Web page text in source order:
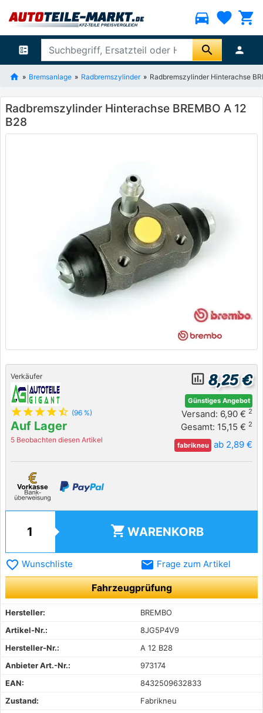
directions_car favorite shopping_cart
ballot search person
Bremsanlage Radbremszylinder Radbremszylinder Hinterachse
Radbremszylinder Hinterachse BREMBO A 12
B28
Verkäufer
star star star star star_half (96 %)
Auf Lager
5 Beobachten diesen Artikel
insert_chart_outlined 8,25 €
Günstiges Angebot
Versand: 6,90 € 2
Gesamt: 15,15 € 2
fabrikneu ab 2,89 €
shopping_cart WARENKORB
favorite_border Wunschliste email Frage zum Artikel
Fahrzeugprüfung
Hersteller:
BREMBO
Artikel-Nr.:
8JG5P4V9
Hersteller-Nr.:
A 12 B28
Anbieter Art.-Nr.:
973174
EAN:
8432509632833
Zustand:
Fabrikneu